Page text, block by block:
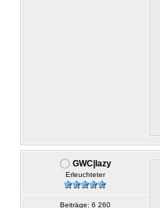
GWC|lazy
Erleuchteter
Beiträge: 6 260